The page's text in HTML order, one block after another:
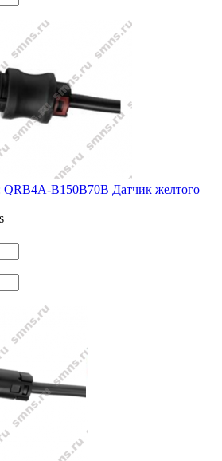
B150B70B Датчик желтого